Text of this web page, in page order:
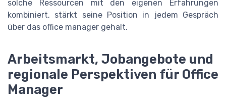
solche Ressourcen mit den eigenen Erfahrungen
kombiniert, stärkt seine Position in jedem Gespräch
über das office manager gehalt.
Arbeitsmarkt, Jobangebote und
regionale Perspektiven für Office
Manager